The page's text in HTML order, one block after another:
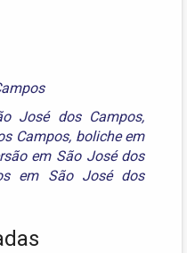
José dos Campos,
Campos, boliche em
em São José dos
em São José dos